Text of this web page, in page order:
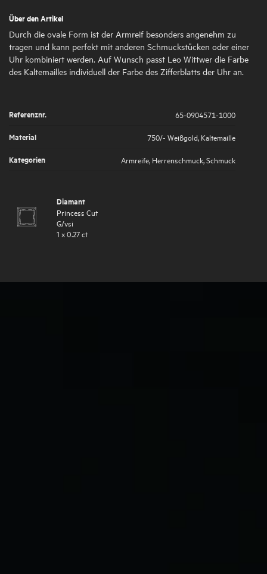
Über den Artikel
Durch die ovale Form ist der Armreif besonders angenehm zu
tragen und kann perfekt mit anderen Schmuckstücken oder einer
Uhr kombiniert werden. Auf Wunsch passt Leo Wittwer die Farbe
des Kaltemailles individuell der Farbe des Zifferblatts der Uhr an.
Referenznr.
65-0904571-1000
Material
750/- Weißgold, Kaltemaille
Kategorien
Armreife, Herrenschmuck,Schmuck
Diamant
Princess Cut
G/vsi
1 x0.27ct